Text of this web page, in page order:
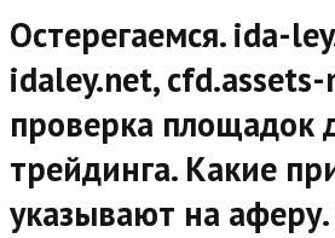
Остерегаемся. ida-
idaley.net,
проверка площадок
трейдинга. Какие
указывают на